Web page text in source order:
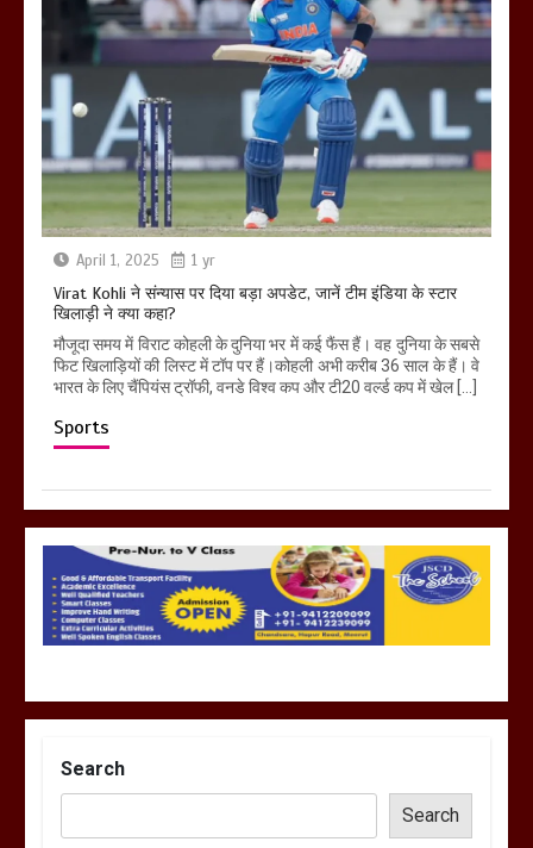
April 1, 2025 1 yr
Virat Kohli ने संन्यास पर दिया बड़ा अपडेट, जानें टीम इंडिया के स्टार
खिलाड़ी ने क्या कहा?
मौजूदा समय में विराट कोहली के दुनिया भर में कई फैंस हैं। वह दुनिया के सबसे
फिट खिलाड़ियों की लिस्ट में टॉप पर हैं।कोहली अभी करीब 36 साल के हैं। वे
भारत के लिए चैंपियंस ट्रॉफी, वनडे विश्व कप और टी20 वर्ल्ड कप में खेल […]
Sports
Search
Search